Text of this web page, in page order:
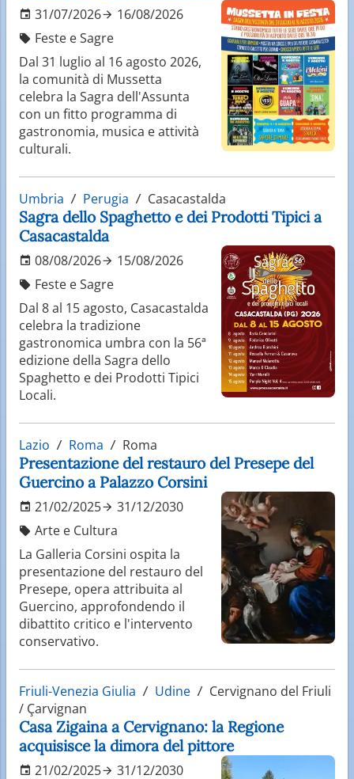
31/07/2026
16/08/2026
Feste e Sagre
Dal 31 luglio al 16 agosto 2026,
la comunità di Mussetta
celebra la Sagra dell'Assunta
con un fitto programma di
gastronomia, musica e attività
culturali.
Umbria Perugia Casacastalda
Sagra dello Spaghetto e dei Prodotti Tipici a
Casacastalda
08/08/2026
15/08/2026
Feste e Sagre
Dal 8 al 15 agosto, Casacastalda
celebra la tradizione
gastronomica umbra con la 56ª
edizione della Sagra dello
Spaghetto e dei Prodotti Tipici
Locali.
Lazio Roma Roma
Presentazione del restauro del Presepe del
Guercino a Palazzo Corsini
21/02/2025
31/12/2030
Arte e Cultura
La Galleria Corsini ospita la
presentazione del restauro del
Presepe, opera attribuita al
Guercino, approfondendo il
dibattito critico e l'intervento
conservativo.
Friuli-Venezia Giulia Udine
Cervignano del Friuli
/ Çarvignan
Casa Zigaina a Cervignano: la Regione
acquisisce la dimora del pittore
21/02/2025 31/12/2030